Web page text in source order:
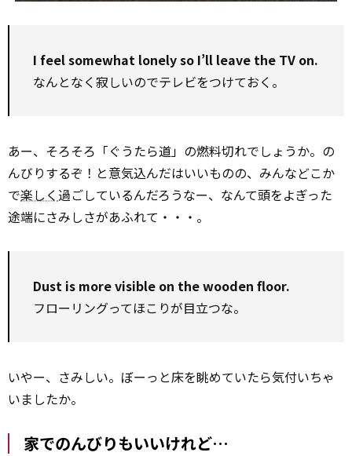
I feel somewhat lonely so I’ll leave the TV on.
なんとなく寂しいのでテレビをつけておく。
あー、そろそろ「ぐうたら道」の燃料切れでしょうか。の
んびりするぞ！と意気込んだはいいものの、みんなどこか
で楽しく過ごしているんだろうなー、なんて頭をよぎった
途端にさみしさがあふれて・・・。
Dust is more visible on the wooden floor.
フローリングってほこりが目立つな。
いやー、さみしい。ぼーっと床を眺めていたら気付いちゃ
いましたか。
家でのんびりもいいけれど…